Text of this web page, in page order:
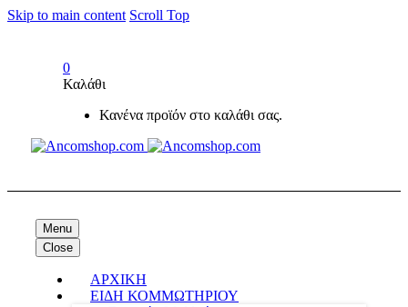
Skip to main content Scroll Top
0
Καλάθι
Κανένα προϊόν στο καλάθι σας.
Menu
Close
ΑΡΧΙΚΗ
ΕΙΔΗ ΚΟΜΜΩΤΗΡΙΟΥ